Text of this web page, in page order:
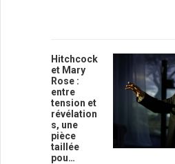
Hitchcock
et Mary
Rose :
entre
tension et
révélation
s, une
pièce
taillée
pou…